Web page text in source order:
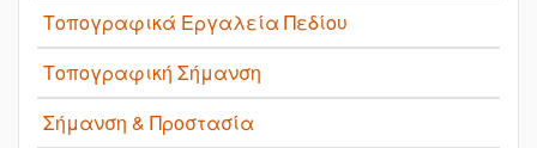
Τοπογραφικά Εργαλεία Πεδίου
Τοπογραφική Σήμανση
Σήμανση & Προστασία